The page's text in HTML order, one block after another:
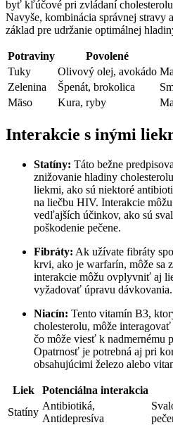
byť kľúčové pri zvládaní
Navyše, kombinácia správnej
základ pre udržanie optimálnej
Potraviny Povolené
Tuky
Olivový olej, avokádo
Zelenina
Špenát, brokolica
Mäso
Kura, ryby
Interakcie s inými
Statíny: Táto bežne
znižovanie hladiny
liekmi, ako sú niektoré
na liečbu HIV. Interakcie
vedľajších účinkov, ako sú
poškodenie pečene.
Fibráty: Ak užívate fibráty
krvi, ako je warfarín, môže sa
interakcie môžu ovplyvniť aj
vyžadovať úpravu dávkovania.
Niacín: Tento vitamín B3,
cholesterolu, môže
čo môže viesť k nadmernému
Opatrnosť je potrebná aj pri
obsahujúcimi železo alebo
Liek Potenciálna interakcia
Statíny
Antibiotiká,
Antidepresíva